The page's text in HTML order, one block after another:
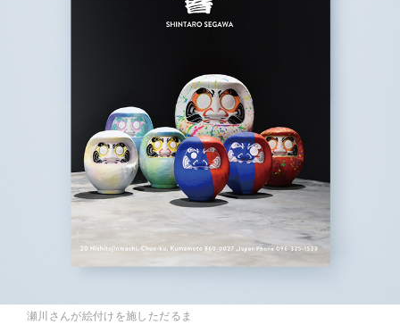
瀬川さんが絵付けを施しただるま